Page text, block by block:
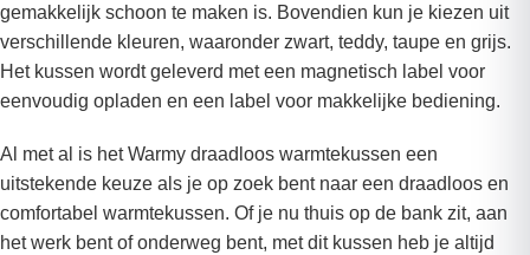
gemakkelijk schoon te maken is. Bovendien kun je kiezen uit
verschillende kleuren, waaronder zwart, teddy, taupe en grijs.
Het kussen wordt geleverd met een magnetisch label voor
eenvoudig opladen en een label voor makkelijke bediening.
Al met al is het Warmy draadloos warmtekussen een
uitstekende keuze als je op zoek bent naar een draadloos en
comfortabel warmtekussen. Of je nu thuis op de bank zit, aan
het werk bent of onderweg bent, met dit kussen heb je altijd